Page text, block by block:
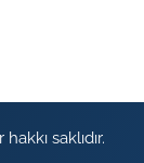
saklıdır.